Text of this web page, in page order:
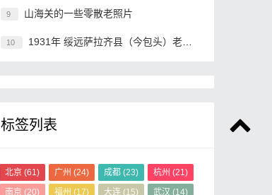
9 山海关的一些零散老照片
10 1931年 绥远萨拉齐县（今包头）老照片
标签列表
北京 (61) 广州 (24) 成都 (23) 杭州 (21)
南京 (20) 福州 (17) 大连 (15) 武汉 (14)